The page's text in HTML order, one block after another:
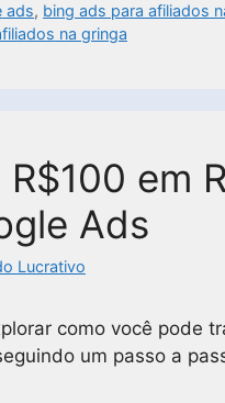
ads, bing ads para afiliados
na gringa
em
Ads
Lucrativo
como você pode
um passo a